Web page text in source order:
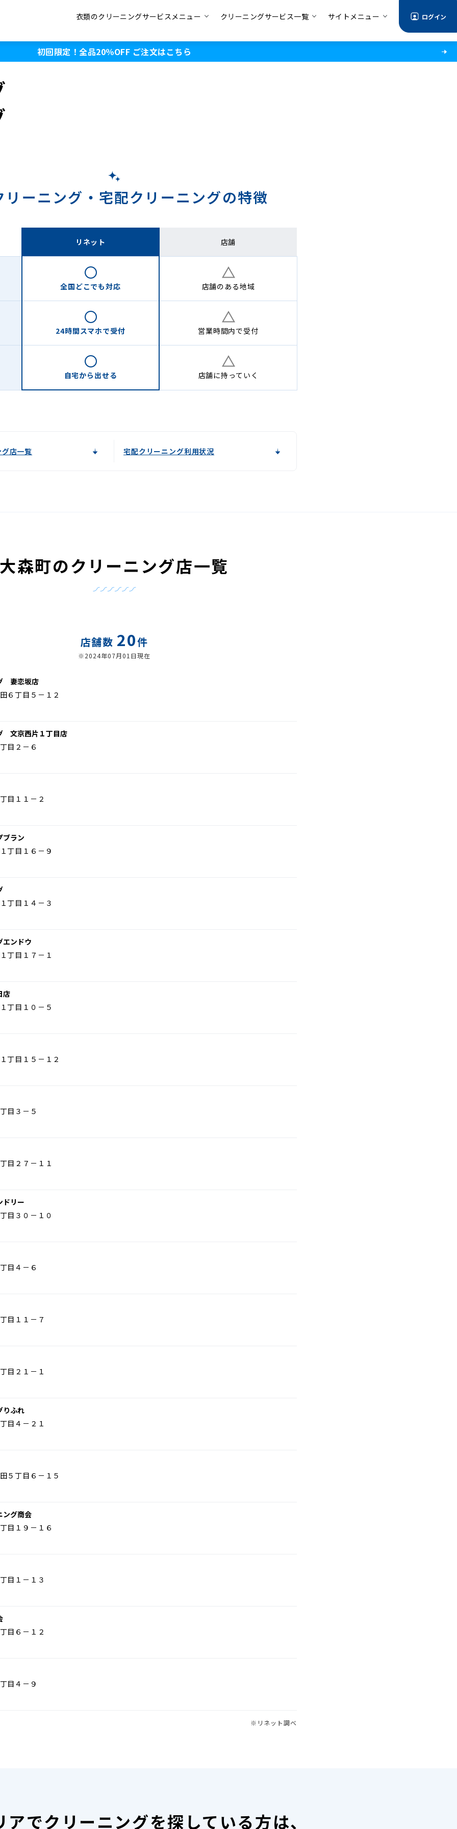
衣類のクリーニングサービスメニュー クリーニングサービス一覧 サイトメニュー ログイン
初回限定！全品20％OFF ご注文はこちら
リーニング・ 宅配クリーニングの特徴
リネット 店舗
全国どこでも対応 店舗の ある地域
24時間スマホで受付 営業時間内で受付
自宅から 出せる 店舗に持っていく
店一覧 宅配クリーニング利用状況
大森町のクリーニング店一覧
店舗数 20件
※2024年07月01日現在
妻恋坂店
６丁目５－１２
文京西片１丁目店
目２－６
目１１－２
ブラン
丁目１６－９
丁目１４－３
エンドウ
丁目１７－１
店
丁目１０－５
丁目１５－１２
目３－５
目２７－１１
ドリー
目３０－１０
目４－６
目１１－７
目２１－１
りふれ
目４－２１
５丁目６－１５
ング商会
目１９－１６
目１－１３
目６－１２
目４－９
※リネット調べ
アでクリーニングを探している方は、